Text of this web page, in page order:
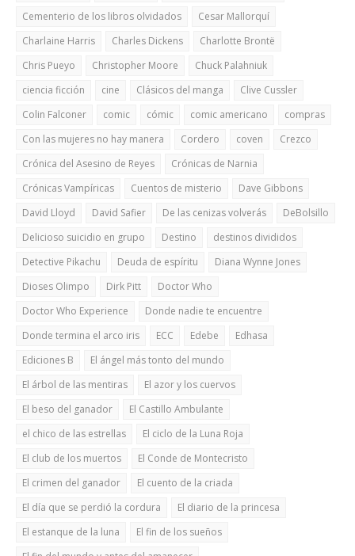
Cementerio de los libros olvidados
Cesar Mallorquí
Charlaine Harris
Charles Dickens
Charlotte Brontë
Chris Pueyo
Christopher Moore
Chuck Palahniuk
ciencia ficción
cine Clásicos del manga
Clive Cussler
Colin Falconer
comic cómic comic americano
compras
Con las mujeres no hay manera
Cordero coven
Crezco
Crónica del Asesino de Reyes
Crónicas de Narnia
Crónicas Vampíricas
Cuentos de misterio
Dave Gibbons
David Lloyd
David Safier De las cenizas volverás
DeBolsillo
Delicioso suicidio en grupo
Destino
destinos divididos
Detective Pikachu
Deuda de espíritu
Diana Wynne Jones
Dioses Olimpo
Dirk Pitt
Doctor Who
Doctor Who Experience
Donde nadie te encuentre
Donde termina el arco iris
ECC Edebe
Edhasa
Ediciones B
El ángel más tonto del mundo
El árbol de las mentiras
El azor y los cuervos
El beso del ganador
El Castillo Ambulante
el chico de las estrellas
El ciclo de la Luna Roja
El club de los muertos
El Conde de Montecristo
El crimen del ganador
El cuento de la criada
El día que se perdió la cordura
El diario de la princesa
El estanque de la luna
El fin de los sueños